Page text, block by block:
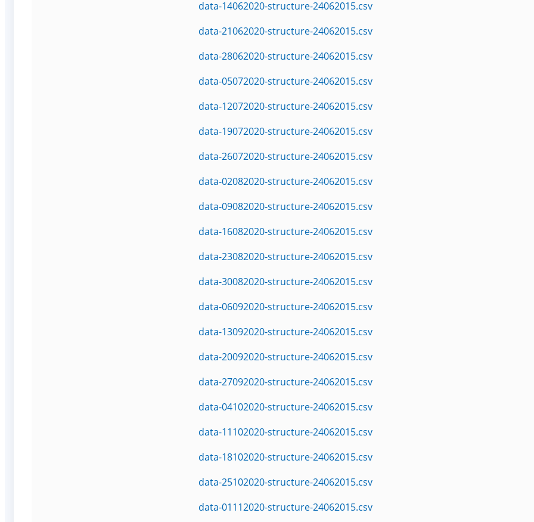
data-14062020-structure-24062015.csv
data-21062020-structure-24062015.csv
data-28062020-structure-24062015.csv
data-05072020-structure-24062015.csv
data-12072020-structure-24062015.csv
data-19072020-structure-24062015.csv
data-26072020-structure-24062015.csv
data-02082020-structure-24062015.csv
data-09082020-structure-24062015.csv
data-16082020-structure-24062015.csv
data-23082020-structure-24062015.csv
data-30082020-structure-24062015.csv
data-06092020-structure-24062015.csv
data-13092020-structure-24062015.csv
data-20092020-structure-24062015.csv
data-27092020-structure-24062015.csv
data-04102020-structure-24062015.csv
data-11102020-structure-24062015.csv
data-18102020-structure-24062015.csv
data-25102020-structure-24062015.csv
data-01112020-structure-24062015.csv